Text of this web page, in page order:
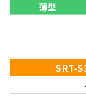
薄型
SRT-